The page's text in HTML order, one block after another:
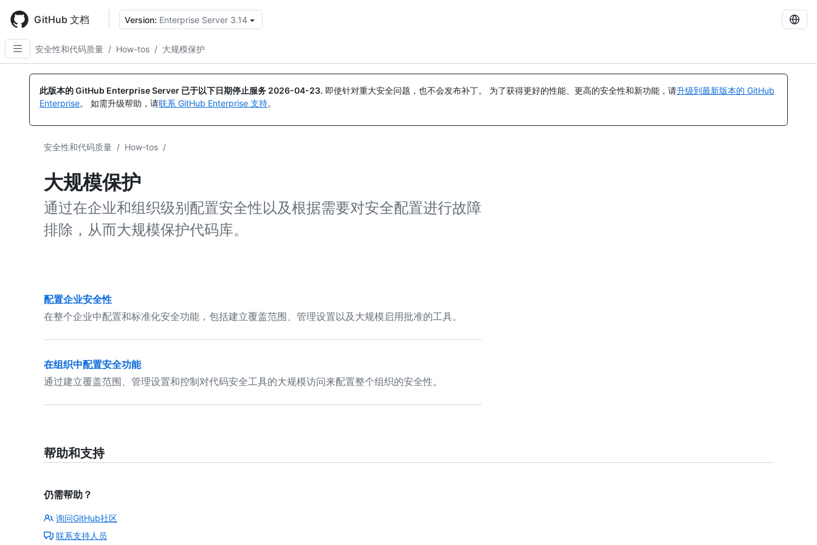
main
content
GitHub 文档 Version: Enterprise Server 3.14
安全性和代码质量 / How-tos / 大规模保护
此版本的 GitHub Enterprise Server 已于以下日期停止服务 2026-04-23. 即使针对重大安全问题，也不会发布补丁。 为了获得更好的性能、更高的安全性和新功能，请升级到最新版本的 GitHub
Enterprise。 如需升级帮助，请联系 GitHub Enterprise 支持。
安全性和代码质量 / How-tos /
大规模保护
通过在企业和组织级别配置安全性以及根据需要对安全配置进行故障
排除，从而大规模保护代码库。
配置企业安全性
在整个企业中配置和标准化安全功能，包括建立覆盖范围、管理设置以及大规模启用批准的工具。
在组织中配置安全功能
通过建立覆盖范围、管理设置和控制对代码安全工具的大规模访问来配置整个组织的安全性。
帮助和支持
仍需帮助？
询问GitHub社区
联系支持人员